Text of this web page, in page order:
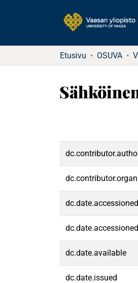
Etusivu OSUVA
dc.date.accessioned
dc.date.accessioned
dc.date.available
dc.date.issued